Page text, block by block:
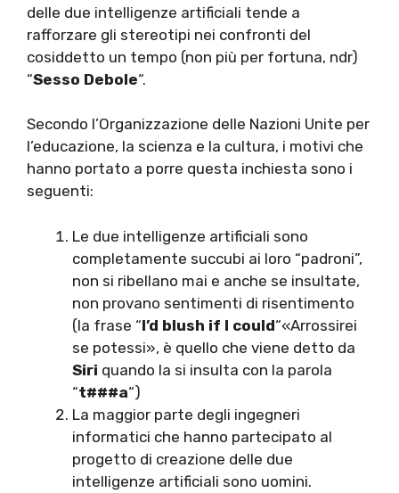
delle due intelligenze artificiali tende a
rafforzare gli stereotipi nei confronti del
cosiddetto un tempo (non più per fortuna, ndr)
“Sesso Debole“.
Secondo l’Organizzazione delle Nazioni Unite per
l’educazione, la scienza e la cultura, i motivi che
hanno portato a porre questa inchiesta sono i
seguenti:
Le due intelligenze artificiali sono
completamente succubi ai loro “padroni”,
non si ribellano mai e anche se insultate,
non provano sentimenti di risentimento
(la frase “I’d blush if I could“«Arrossirei
se potessi», è quello che viene detto da
Siri quando la si insulta con la parola
“t###a“)
La maggior parte degli ingegneri
informatici che hanno partecipato al
progetto di creazione delle due
intelligenze artificiali sono uomini.